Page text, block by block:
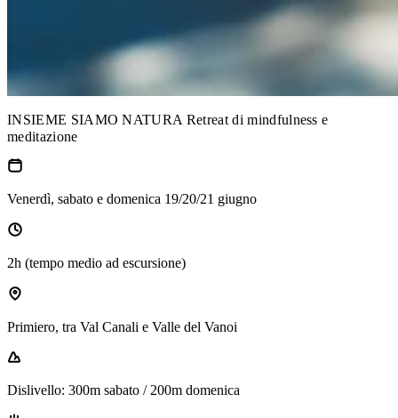
INSIEME SIAMO NATURA Retreat di mindfulness e
meditazione
Venerdì, sabato e domenica 19/20/21 giugno
2h (tempo medio ad escursione)
Primiero, tra Val Canali e Valle del Vanoi
Dislivello: 300m sabato / 200m domenica